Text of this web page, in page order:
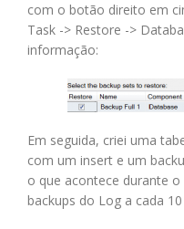
com o botão direito em
Task -> Restore ->
informação:
Em seguida, criei uma
com um insert e um
o que acontece durante
backups do Log a cada